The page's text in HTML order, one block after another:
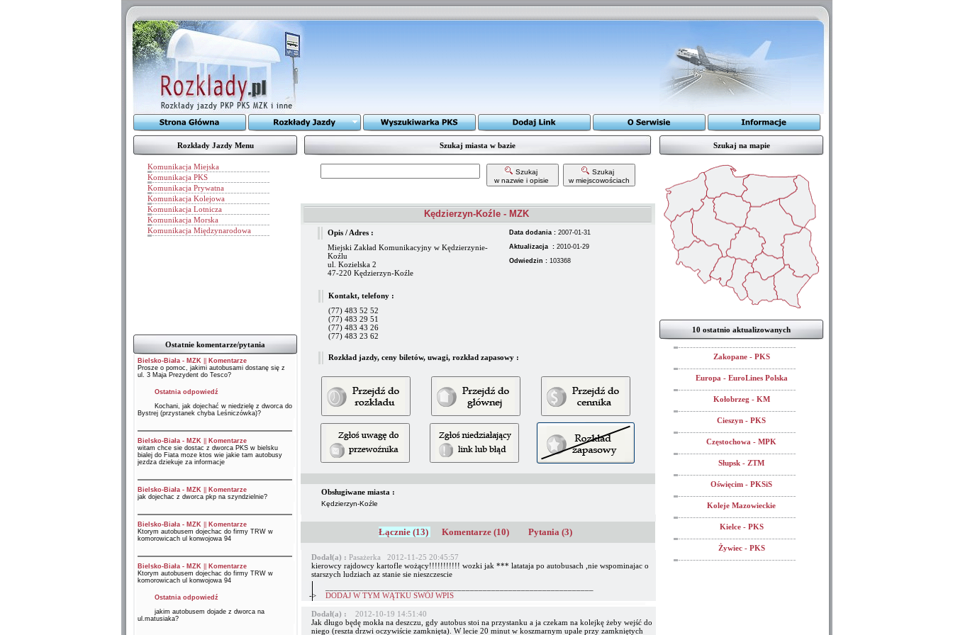
Rozkłady Jazdy Menu
Komunikacja Miejska
Komunikacja PKS
Komunikacja Prywatna
Komunikacja Kolejowa
Komunikacja Lotnicza
Komunikacja Morska
Komunikacja Międzynarodowa
Ostatnie komentarze/pytania
Bielsko-Biała - MZK||
Komentarze
Prosze o pomoc, jakimi autobusami dostanę się z
ul. 3 Maja Prezydent do Tesco?
Ostatnia odpowiedź
Kochani, jak dojechać w niedzielę z dworca do
Bystrej (przystanek chyba Leśniczówka)?
Bielsko-Biała - MZK||
Komentarze
witam chce sie dostac z dworca PKS w bielsku
bialej do Fiata moze ktos wie jakie tam autobusy
jezdza dziekuje za informacje
Bielsko-Biała - MZK||
Komentarze
jak dojechac z dworca pkp na szyndzielnie?
Bielsko-Biała - MZK||
Komentarze
Ktorym autobusem dojechac do firmy TRW w
komorowicach ul konwojowa 94
Bielsko-Biała - MZK||
Komentarze
Ktorym autobusem dojechac do firmy TRW w
komorowicach ul konwojowa 94
Ostatnia odpowiedź
jakim autobusem dojade z dworca na
ul.matusiaka?
Szukaj miasta w bazie
Szukaj
w nazwie i opisie
Szukaj
w miejscowościach
Kędzierzyn-Koźle - MZK
Opis / Adres : Data dodania : 2007-01-31
Miejski Zakład Komunikacyjny w Kędzierzynie-
Koźlu
ul. Kozielska 2
47-220 Kędzierzyn-Koźle
Aktualizacja : 2010-01-29
Odwiedzin : 103368
Kontakt, telefony :
(77) 483 52 52
(77) 483 29 51
(77) 483 43 26
(77) 483 23 62
Rozkład jazdy, ceny biletów, uwagi, rozkład zapasowy :
Obsługiwane miasta :
Kędzierzyn-Koźle
Łącznie (13) Komentarze (10) Pytania (3)
Dodał(a) : Pasażerka 2012-11-25 20:45:57
kierowcy rajdowcy kartofle wożący!!!!!!!!!!! wozki jak *** latataja po autobusach ,nie wspominajac o
starszych ludziach az stanie sie nieszczescie
->
DODAJ W TYM WĄTKU SWÓJ WPIS
Dodał(a) :
2012-10-19 14:51:40
Jak długo będę mokła na deszczu, gdy autobus stoi na przystanku a ja czekam na kolejkę żeby wejść do
niego (reszta drzwi oczywiście zamknięta). W lecie 20 minut w koszmarnym upale przy zamkniętych
Szukaj na mapie
10 ostatnio aktualizowanych
Zakopane - PKS
Europa - EuroLines Polska
Kołobrzeg - KM
Cieszyn - PKS
Częstochowa - MPK
Słupsk - ZTM
Oświęcim - PKSiS
Koleje Mazowieckie
Kielce - PKS
Żywiec - PKS